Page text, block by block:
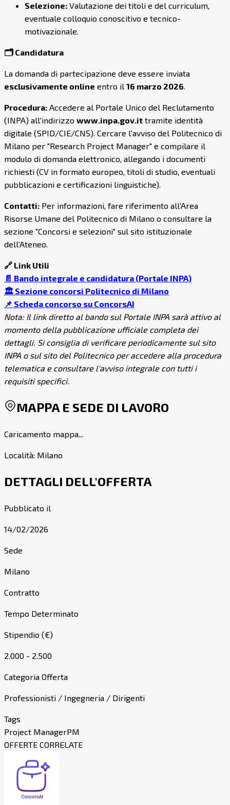
Selezione: Valutazione dei titoli e del curriculum,
eventuale colloquio conoscitivo e tecnico-
motivazionale.
🗂️ Candidatura
La domanda di partecipazione deve essere inviata
esclusivamente online entro il 16 marzo 2026.
Procedura: Accedere al Portale Unico del Reclutamento
(INPA) all'indirizzo www.inpa.gov.it tramite identità
digitale (SPID/CIE/CNS). Cercare l'avviso del Politecnico di
Milano per "Research Project Manager" e compilare il
modulo di domanda elettronico, allegando i documenti
richiesti (CV in formato europeo, titoli di studio, eventuali
pubblicazioni e certificazioni linguistiche).
Contatti: Per informazioni, fare riferimento all'Area
Risorse Umane del Politecnico di Milano o consultare la
sezione "Concorsi e selezioni" sul sito istituzionale
dell'Ateneo.
🔗 Link Utili
📄 Bando integrale e candidatura (Portale INPA)
🏛️ Sezione concorsi Politecnico di Milano
📌 Scheda concorso su ConcorsAI
Nota: Il link diretto al bando sul Portale INPA sarà attivo al
momento della pubblicazione ufficiale completa dei
dettagli. Si consiglia di verificare periodicamente sul sito
INPA o sul sito del Politecnico per accedere alla procedura
telematica e consultare l'avviso integrale con tutti i
requisiti specifici.
MAPPA E SEDE DI LAVORO
Caricamento mappa...
Località: Milano
DETTAGLI DELL'OFFERTA
Pubblicato il
14/02/2026
Sede
Milano
Contratto
Tempo Determinato
Stipendio (€)
2.000 - 2.500
Categoria Offerta
Professionisti / Ingegneria / Dirigenti
Tags
Project ManagerPM
OFFERTE CORRELATE